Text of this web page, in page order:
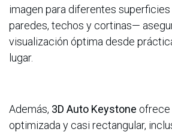
imagen para diferentes
paredes, techos y cortinas—
visualización óptima desde
lugar.
Además, 3D Auto Keystone ofrece
optimizada y casi rectangular,